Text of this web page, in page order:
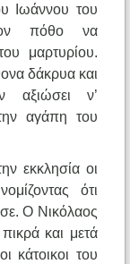
Ιωάννου του
πόθο να
μαρτυρίου.
δάκρυα και
αξιώσει ν’
αγάπη του
εκκλησία οι
ότι
Ο Νικόλαος
και μετά
κάτοικοι του